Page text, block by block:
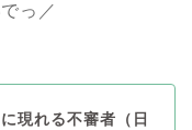
っ／
現れる不審者（日